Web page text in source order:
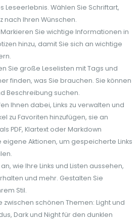
Leseerlebnis. Wählen Sie Schriftart,
nach Ihren Wünschen.
Sie wichtige Informationen in
hinzu, damit Sie sich an wichtige
Sie große Leselisten mit Tags und
finden, was Sie brauchen. Sie können
Beschreibung suchen.
Ihnen dabei, Links zu verwalten und
zu Favoriten hinzufügen, sie an
PDF, Klartext oder Markdown
eigene Aktionen, um gespeicherte Links
wie Ihre Links und Listen aussehen,
und mehr. Gestalten Sie
Stil.
zwischen schönen Themen: Light und
Dark und Night für den dunklen